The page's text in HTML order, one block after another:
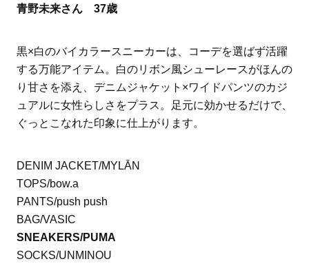
青野未来さん 37歳
黒×白のバイカラースニーカーは、コーデを選ばず活躍
する万能アイテム。白のリボン風シューレースがほんの
り甘さを添え、デニムジャケット×ワイドパンツのカジ
ュアルに女性らしさをプラス。足元に効かせるだけで、
ぐっとこなれた印象に仕上がります。
DENIM JACKET/MYLĀN
TOPS/bow.a
PANTS/push push
BAG/VASIC
SNEAKERS/PUMA
SOCKS/UNMINOU